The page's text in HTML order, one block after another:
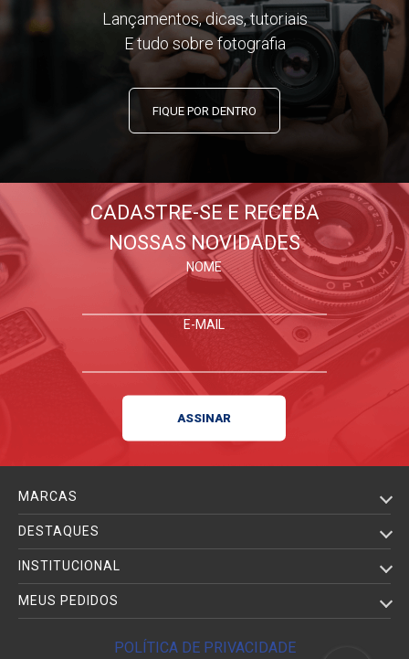
Lançamentos, dicas, tutoriais
E tudo sobre fotografia
FIQUE POR DENTRO
CADASTRE-SE E RECEBA
NOSSAS NOVIDADES
NOME
E-MAIL
MARCAS
DESTAQUES
INSTITUCIONAL
MEUS PEDIDOS
POLÍTICA DE PRIVACIDADE